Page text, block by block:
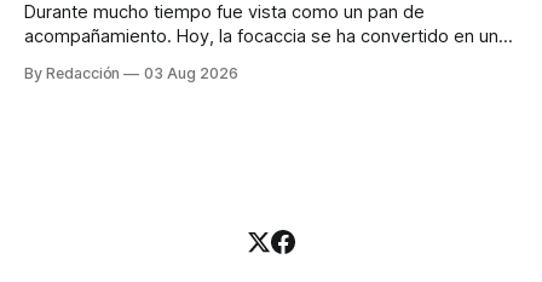
Durante mucho tiempo fue vista como un pan de
acompañamiento. Hoy, la focaccia se ha convertido en uno
artesanal, ingredientes de calidad y experiencias que
By Redacción 03 Aug 2026